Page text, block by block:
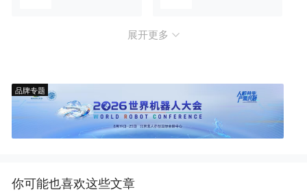
展开更多
品牌专题
你可能也喜欢这些文章